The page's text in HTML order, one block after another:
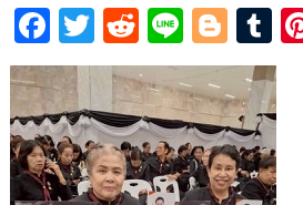
F
ac
e
b
o
T
w
itt
er
R
e
d
di
t
Li
n
e
Bl
o
g
g
er
T
u
m
bl
r